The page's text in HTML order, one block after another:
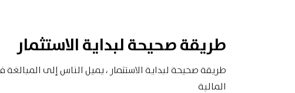
طريقة صحيحة لبداية الاستثمار
طريقة صحيحة لبداية الاستثمار ، يميل الناس إلى
المالية